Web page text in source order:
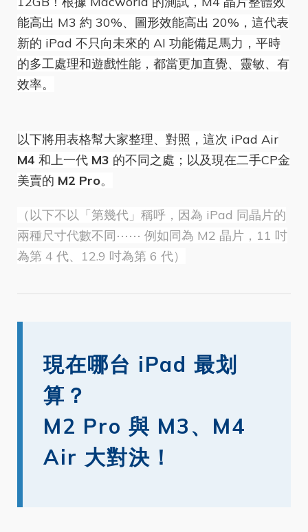
能高出 M3 約 30%、圖形效能高出 20%，這代表
新的 iPad 不只向未來的 AI 功能備足馬力，平時
的多工處理和遊戲性能，都當更加直覺、靈敏、有
效率。
以下將用表格幫大家整理、對照，這次 iPad Air
M4 和上一代 M3 的不同之處；以及現在二手CP金
美賣的 M2 Pro。
（以下不以「第幾代」稱呼，因為 iPad 同晶片的
兩種尺寸代數不同⋯⋯ 例如同為 M2 晶片，11 吋
為第 4 代、12.9 吋為第 6 代）
現在哪台 iPad 最划
算？
M2 Pro 與 M3、M4
Air 大對決！